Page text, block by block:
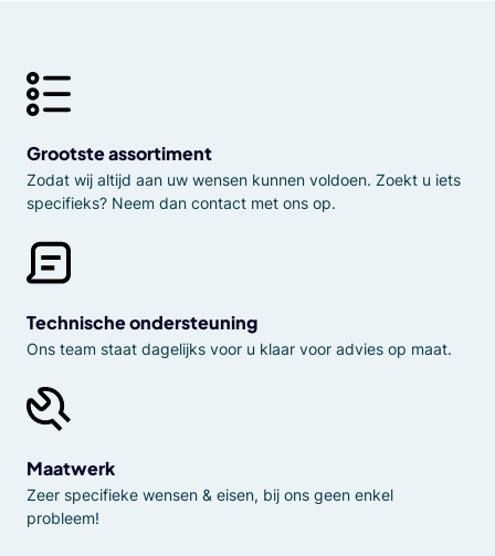
Grootste assortiment
Zodat wij altijd aan uw wensen kunnen voldoen. Zoekt u iets
specifieks? Neem dan contact met ons op.
Technische ondersteuning
Ons team staat dagelijks voor u klaar voor advies op maat.
Maatwerk
Zeer specifieke wensen & eisen, bij ons geen enkel
probleem!